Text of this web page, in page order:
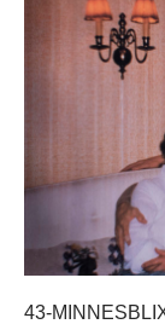
43-